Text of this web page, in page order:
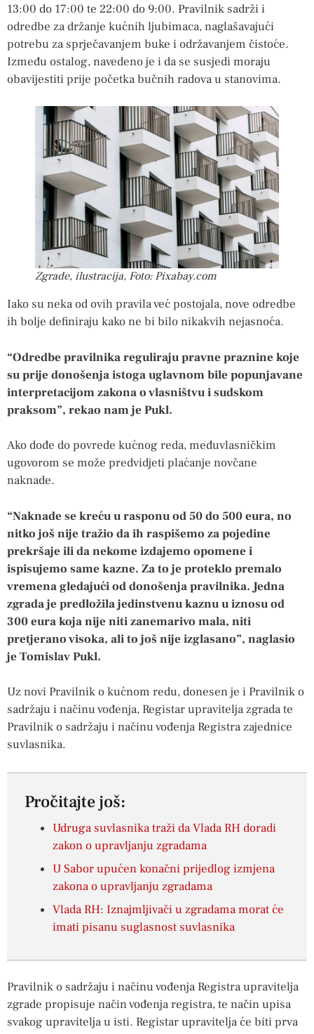
13:00 do 17:00 te 22:00 do 9:00. Pravilnik sadrži i
odredbe za držanje kućnih ljubimaca, naglašavajući
potrebu za sprječavanjem buke i održavanjem čistoće.
Između ostalog, navedeno je i da se susjedi moraju
obavijestiti prije početka bučnih radova u stanovima.
Zgrade, ilustracija, Foto: Pixabay.com
Iako su neka od ovih pravila već postojala, nove odredbe
ih bolje definiraju kako ne bi bilo nikakvih nejasnoća.
“Odredbe pravilnika reguliraju pravne praznine koje
su prije donošenja istoga uglavnom bile popunjavane
interpretacijom zakona o vlasništvu i sudskom
praksom”, rekao nam je Pukl.
Ako dođe do povrede kućnog reda, međuvlasničkim
ugovorom se može predvidjeti plaćanje novčane
naknade.
“Naknade se kreću u rasponu od 50 do 500 eura, no
nitko još nije tražio da ih raspišemo za pojedine
prekršaje ili da nekome izdajemo opomene i
ispisujemo same kazne. Za to je proteklo premalo
vremena gledajući od donošenja pravilnika. Jedna
zgrada je predložila jedinstvenu kaznu u iznosu od
300 eura koja nije niti zanemarivo mala, niti
pretjerano visoka, ali to još nije izglasano”, naglasio
je Tomislav Pukl.
Uz novi Pravilnik o kućnom redu, donesen je i Pravilnik o
sadržaju i načinu vođenja, Registar upravitelja zgrada te
Pravilnik o sadržaju i načinu vođenja Registra zajednice
suvlasnika.
Pročitajte još:
Udruga suvlasnika traži da Vlada RH doradi
zakon o upravljanju zgradama
U Sabor upućen konačni prijedlog izmjena
zakona o upravljanju zgradama
Vlada RH: Iznajmljivači u zgradama morat će
imati pisanu suglasnost suvlasnika
Pravilnik o sadržaju i načinu vođenja Registra upravitelja
zgrade propisuje način vođenja registra, te način upisa
svakog upravitelja u isti. Registar upravitelja će biti prva